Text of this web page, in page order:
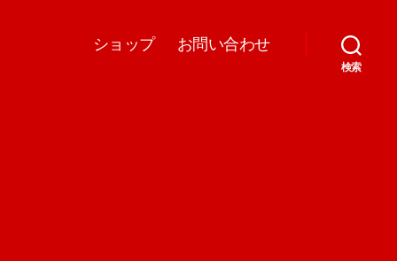
ショップ お問い合わせ
検索